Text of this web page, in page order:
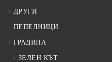
ДРУГИ
ПЕПЕЛНИЦИ
ГРАДИНА
ЗЕЛЕН КЪТ